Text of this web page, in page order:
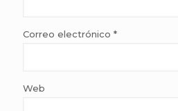
Correo electrónico *
Web